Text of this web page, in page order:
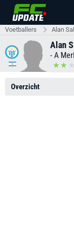
Voetballers Alan
Alan
- A
Overzicht